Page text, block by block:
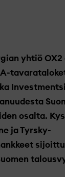
yhtiö OX2
osalta.
ja Tyrsky-